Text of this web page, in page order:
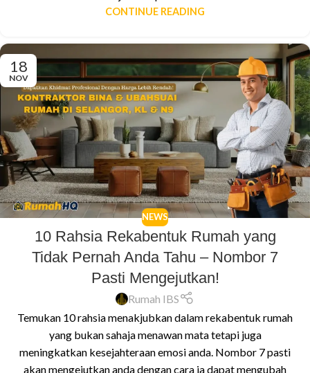
CONTINUE READING
18
NOV
NEWS
10 Rahsia Rekabentuk Rumah yang
Tidak Pernah Anda Tahu – Nombor 7
Pasti Mengejutkan!
Rumah IBS
Temukan 10 rahsia menakjubkan dalam rekabentuk rumah
yang bukan sahaja menawan mata tetapi juga
meningkatkan kesejahteraan emosi anda. Nombor 7 pasti
akan mengejutkan anda dengan cara ia dapat mengubah